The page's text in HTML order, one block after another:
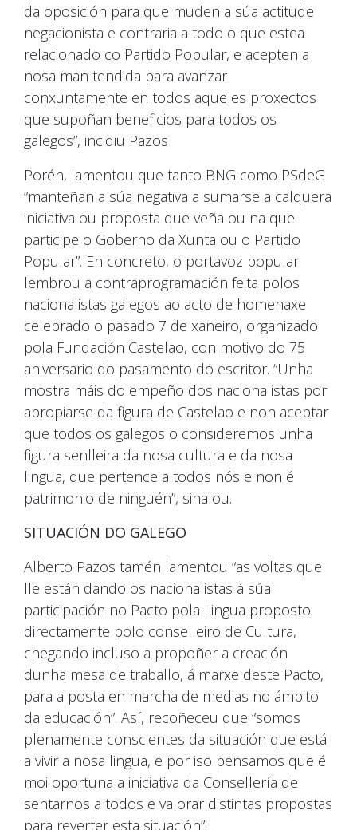
da oposición para que muden a súa actitude
negacionista e contraria a todo o que estea
relacionado co Partido Popular, e acepten a
nosa man tendida para avanzar
conxuntamente en todos aqueles proxectos
que supoñan beneficios para todos os
galegos”, incidiu Pazos
Porén, lamentou que tanto BNG como PSdeG
“manteñan a súa negativa a sumarse a calquera
iniciativa ou proposta que veña ou na que
participe o Goberno da Xunta ou o Partido
Popular”. En concreto, o portavoz popular
lembrou a contraprogramación feita polos
nacionalistas galegos ao acto de homenaxe
celebrado o pasado 7 de xaneiro, organizado
pola Fundación Castelao, con motivo do 75
aniversario do pasamento do escritor. “Unha
mostra máis do empeño dos nacionalistas por
apropiarse da figura de Castelao e non aceptar
que todos os galegos o consideremos unha
figura senlleira da nosa cultura e da nosa
lingua, que pertence a todos nós e non é
patrimonio de ninguén”, sinalou.
SITUACIÓN DO GALEGO
Alberto Pazos tamén lamentou “as voltas que
lle están dando os nacionalistas á súa
participación no Pacto pola Lingua proposto
directamente polo conselleiro de Cultura,
chegando incluso a propoñer a creación
dunha mesa de traballo, á marxe deste Pacto,
para a posta en marcha de medias no ámbito
da educación”. Así, recoñeceu que “somos
plenamente conscientes da situación que está
a vivir a nosa lingua, e por iso pensamos que é
moi oportuna a iniciativa da Consellería de
sentarnos a todos e valorar distintas propostas
para reverter esta situación”.